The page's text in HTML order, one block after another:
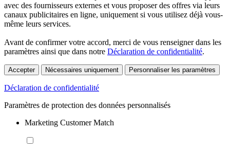
avec des fournisseurs externes et vous proposer des offres via leurs
canaux publicitaires en ligne, uniquement si vous utilisez déjà vous-
même leurs services.
Avant de confirmer votre accord, merci de vous renseigner dans les
paramètres ainsi que dans notre Déclaration de confidentialité.
Accepter Nécessaires uniquement Personnaliser les paramètres
Déclaration de confidentialité
Paramètres de protection des données personnalisés
Marketing Customer Match